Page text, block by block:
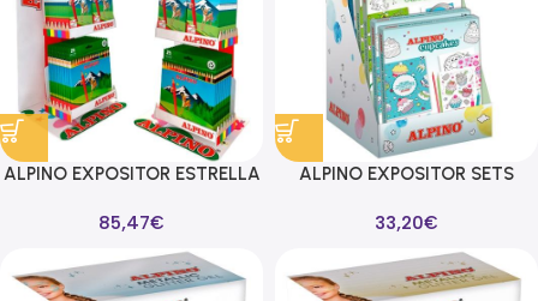
ALPINO EXPOSITOR ESTRELLA
AL010658
85,47€
ALPINO EXPOSITOR SETS
AQUARELLE + CUPCAKES
33,20€